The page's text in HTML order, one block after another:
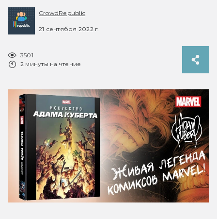
CrowdRepublic
21 сентября 2022 г.
3501
2 минуты на чтение